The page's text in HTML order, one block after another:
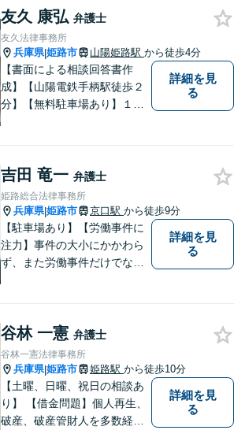
談をお受けしております。離
婚・借金問題・交通事故・企
業法務など幅広く対応してい
ます。
友久 康弘 弁護士
友久法律事務所
兵庫県|姫路市 山陽姫路駅 から徒歩4分
【書面による相談回答書作
成】【山陽電鉄手柄駅徒歩２
分】【無料駐車場あり】１歩
詳細を見
る
吉田 竜一 弁護士
姫路総合法律事務所
兵庫県|姫路市 京口駅 から徒歩9分
【駐車場あり】【労働事件に
注力】事件の大小にかかわら
ず、また労働事件だけでなく
いと考えています。 お気軽に
ご相談ください。
詳細を見
る
谷林 一憲 弁護士
谷林一憲法律事務所
兵庫県|姫路市 姫路駅 から徒歩10分
【土曜、日曜、祝日の相談あ
り】 【借金問題】個人再生、
破産、破産管財人を多数経
詳細を見
る